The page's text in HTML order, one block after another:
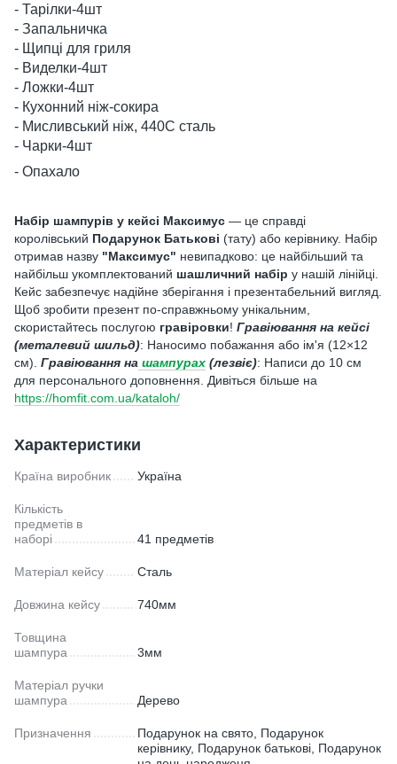
- Тарілки-4шт
- Запальничка
- Щипці для гриля
- Виделки-4шт
- Ложки-4шт
- Кухонний ніж-сокира
- Мисливський ніж, 440С сталь
- Чарки-4шт
- Опахало
Набір шампурів у кейсі Максимус — це справді
королівський Подарунок Батькові (тату) або керівнику. Набір
отримав назву "Максимус" невипадково: це найбільший та
найбільш укомплектований шашличний набір у нашій лінійці.
Кейс забезпечує надійне зберігання і презентабельний вигляд.
Щоб зробити презент по-справжньому унікальним,
скористайтесь послугою гравіровки! Гравіювання на кейсі
(металевий шильд): Наносимо побажання або ім'я (12×12
см). Гравіювання на шампурах (лезвіє): Написи до 10 см
для персонального доповнення. Дивіться більше на
https://homfit.com.ua/kataloh/
Характеристики
Країна виробник Україна
Кількість
предметів в
наборі
41 предметів
Матеріал кейсу Сталь
Довжина кейсу 740мм
Товщина
шампура
3мм
Матеріал ручки
шампура
Дерево
Призначення
Подарунок на свято, Подарунок
керівнику, Подарунок батькові, Подарунок